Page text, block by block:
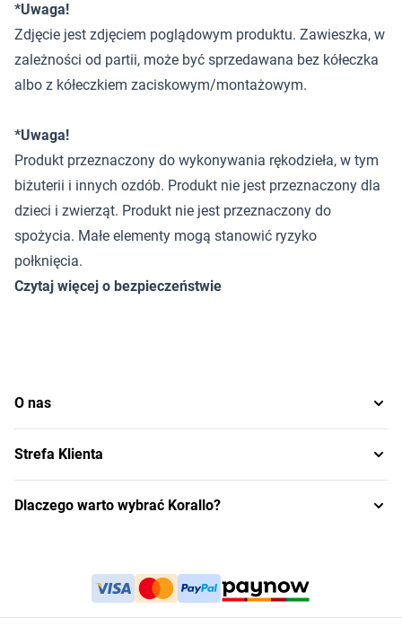
*Uwaga!
Zdjęcie jest zdjęciem poglądowym produktu. Zawieszka, w
zależności od partii, może być sprzedawana bez kółeczka
albo z kółeczkiem zaciskowym/montażowym.
*Uwaga!
Produkt przeznaczony do wykonywania rękodzieła, w tym
biżuterii i innych ozdób. Produkt nie jest przeznaczony dla
dzieci i zwierząt. Produkt nie jest przeznaczony do
spożycia. Małe elementy mogą stanowić ryzyko
połknięcia.
Czytaj więcej o bezpieczeństwie
O nas
Strefa Klienta
Dlaczego warto wybrać Korallo?